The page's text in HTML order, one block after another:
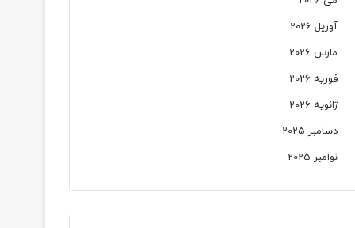
آوریل 2026
مارس 2026
فوریه 2026
ژانویه 2026
دسامبر 2025
نوامبر 2025